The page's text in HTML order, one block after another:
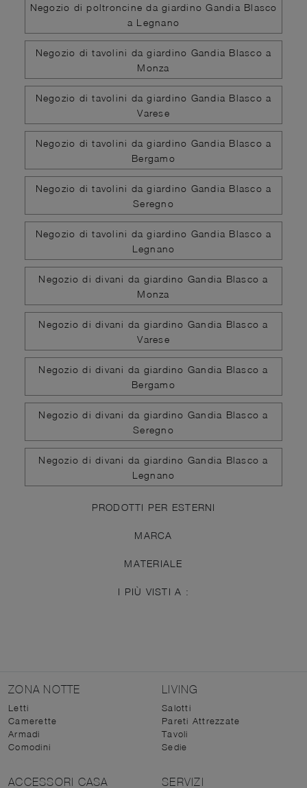
Negozio di poltroncine da giardino Gandia Blasco
a Legnano
Negozio di tavolini da giardino Gandia Blasco a
Monza
Negozio di tavolini da giardino Gandia Blasco a
Varese
Negozio di tavolini da giardino Gandia Blasco a
Bergamo
Negozio di tavolini da giardino Gandia Blasco a
Seregno
Negozio di tavolini da giardino Gandia Blasco a
Legnano
Negozio di divani da giardino Gandia Blasco a
Monza
Negozio di divani da giardino Gandia Blasco a
Varese
Negozio di divani da giardino Gandia Blasco a
Bergamo
Negozio di divani da giardino Gandia Blasco a
Seregno
Negozio di divani da giardino Gandia Blasco a
Legnano
PRODOTTI PER ESTERNI
MARCA
MATERIALE
I PIÙ VISTI A :
ZONA NOTTE
Letti
Camerette
Armadi
Comodini
LIVING
Salotti
Pareti Attrezzate
Tavoli
Sedie
ACCESSORI CASA SERVIZI